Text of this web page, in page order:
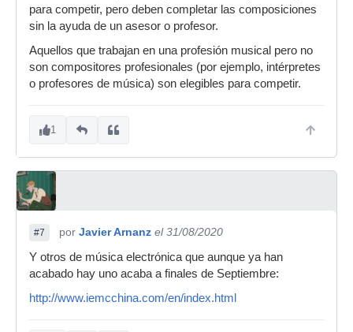
para competir, pero deben completar las composiciones
sin la ayuda de un asesor o profesor.
Aquellos que trabajan en una profesión musical pero no
son compositores profesionales (por ejemplo, intérpretes
o profesores de música) son elegibles para competir.
1
#7 por Javier Arnanz el 31/08/2020
Y otros de música electrónica que aunque ya han
acabado hay uno acaba a finales de Septiembre:
http://www.iemcchina.com/en/index.html